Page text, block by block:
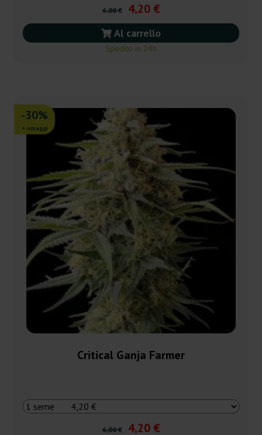
6,00 € 4,20 €
Al carrello
Spedito in 24h
-30%
+ omaggi
Critical Ganja Farmer
6,00 € 4,20 €